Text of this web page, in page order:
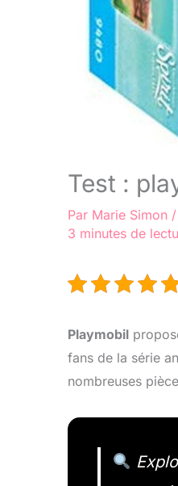
Test :
Par Marie Simon /
3 minutes de
Playmobil
fans de la série
nombreuses